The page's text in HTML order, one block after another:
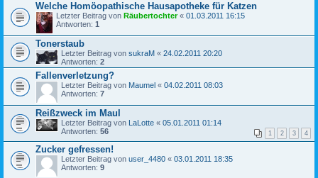
Welche Homöopathische Hausapotheke für Katzen
Letzter Beitrag von Räubertochter« 01.03.2011 16:15
Antworten: 1
Tonerstaub
Letzter Beitrag von sukraM « 24.02.2011 20:20
Antworten: 2
Fallenverletzung?
Letzter Beitrag von Maumel « 04.02.2011 08:03
Antworten: 7
Reißzweck im Maul
Letzter Beitrag von LaLotte « 05.01.2011 01:14
Antworten: 56 1 2 3 4
Zucker gefressen!
Letzter Beitrag von user_4480 « 03.01.2011 18:35
Antworten: 9